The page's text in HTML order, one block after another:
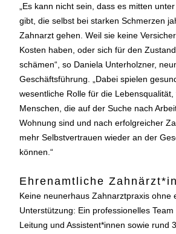
„Es kann nicht sein, dass es mitten
gibt, die selbst bei starken Schmerzen
Zahnarzt gehen. Weil sie keine
Kosten haben, oder sich für den
schämen“, so Daniela Unterholzner,
Geschäftsführung. „Dabei spielen
wesentliche Rolle für die
Menschen, die auf der Suche nach
Wohnung sind und nach erfolgreicher
mehr Selbstvertrauen wieder an der
können.“
Ehrenamtliche
Keine neunerhaus Zahnarztpraxis ohne
Unterstützung: Ein professionelles
Leitung und Assistent*innen sowie rund